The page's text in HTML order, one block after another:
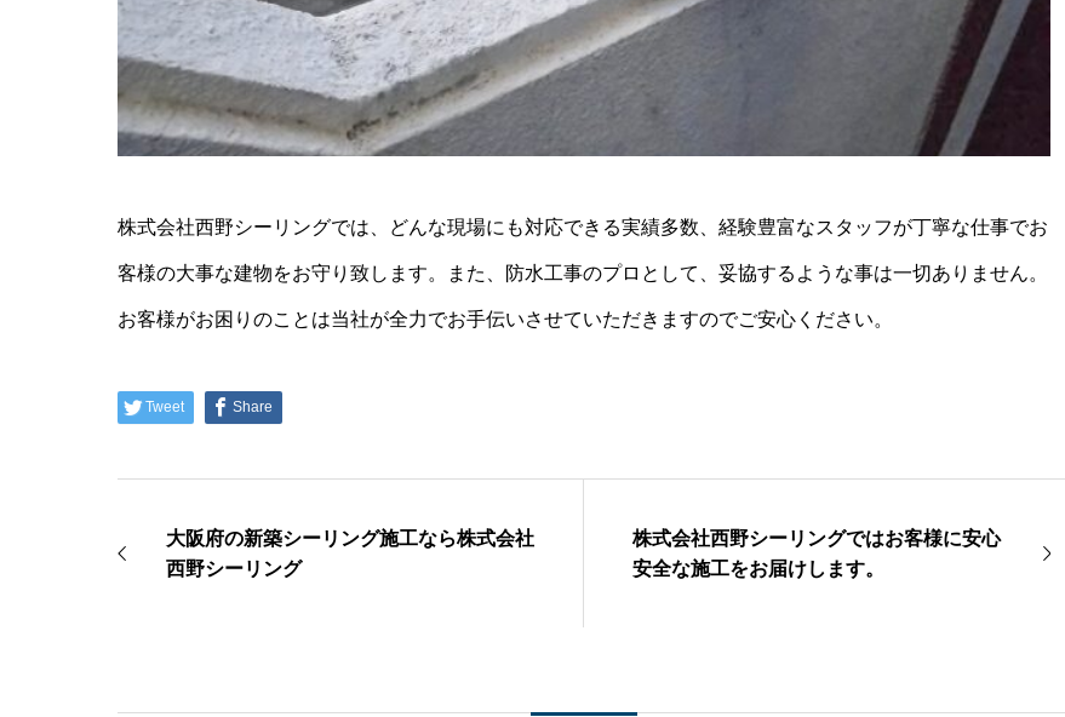
株式会社西野シーリングでは、どんな現場にも対応できる実績多数、経験豊富なスタッフが丁寧な仕事でお
客様の大事な建物をお守り致します。また、防水工事のプロとして、妥協するような事は一切ありません。
お客様がお困りのことは当社が全力でお手伝いさせていただきますのでご安心ください。
Tweet Share
大阪府の新築シーリング施工なら株式会社
西野シーリング
株式会社西野シーリングではお客様に安心
安全な施工をお届けします。